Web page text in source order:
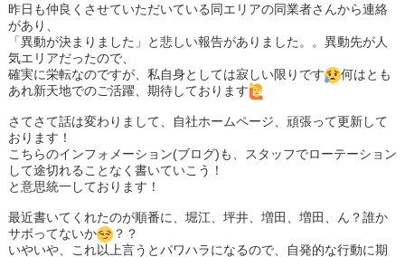
昨日も仲良くさせていただいている同エリアの同業者さんから連絡
があり、
「異動が決まりました」と悲しい報告がありました。。異動先が人
気エリアだったので、
確実に栄転なのですが、私自身としては寂しい限りです
何はとも
あれ新天地でのご活躍、期待しております
さてさて話は変わりまして、自社ホームページ、頑張って更新して
おります！
こちらのインフォメーション(ブログ)も、スタッフでローテーション
して途切れることなく書いていこう！
と意思統一しております！
最近書いてくれたのが順番に、堀江、坪井、増田、増田、ん？誰か
サボってないか
？？
いやいや、これ以上言うとパワハラになるので、自発的な行動に期